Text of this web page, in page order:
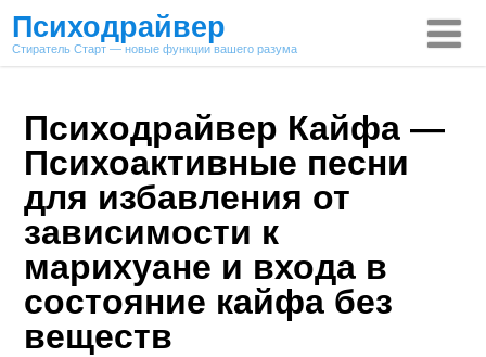
Психодрайвер
Стиратель Старт — новые функции вашего разума
Психодрайвер Кайфа —
Психоактивные песни
для избавления от
зависимости к
марихуане и входа в
состояние кайфа без
веществ